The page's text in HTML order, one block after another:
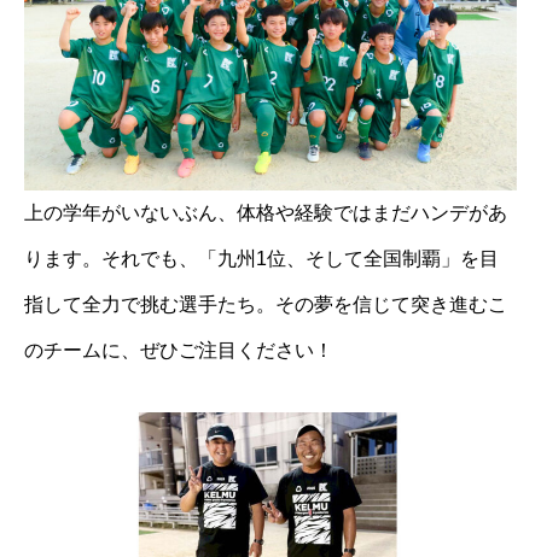
上の学年がいないぶん、体格や経験ではまだハンデがあ
ります。それでも、「九州1位、そして全国制覇」を目
指して全力で挑む選手たち。その夢を信じて突き進むこ
のチームに、ぜひご注目ください！